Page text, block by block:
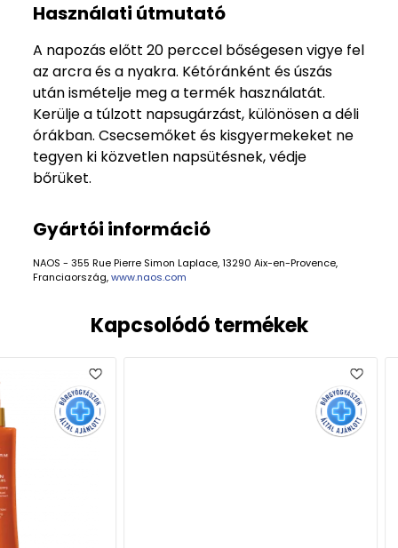
Használati útmutató
A napozás előtt 20 perccel bőségesen vigye fel
az arcra és a nyakra. Kétóránként és úszás
után ismételje meg a termék használatát.
Kerülje a túlzott napsugárzást, különösen a déli
órákban. Csecsemőket és kisgyermekeket ne
tegyen ki közvetlen napsütésnek, védje
bőrüket.
Gyártói információ
NAOS - 355 Rue Pierre Simon Laplace, 13290 Aix-en-Provence,
Franciaország,www.naos.com
Kapcsolódó termékek